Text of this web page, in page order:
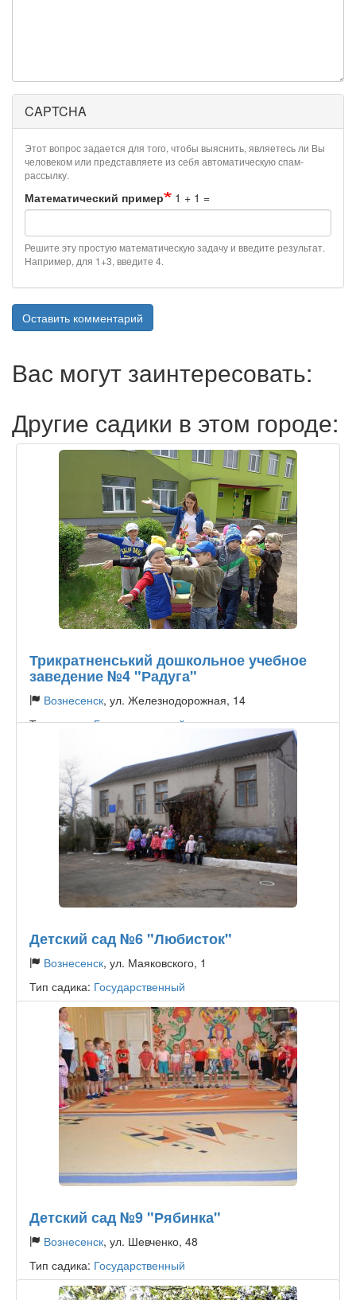
CAPTCHA
Этот вопрос задается для того, чтобы выяснить, являетесь ли Вы
человеком или представляете из себя автоматическую спам-
рассылку.
Математический пример 1 + 1 =
Решите эту простую математическую задачу и введите результат.
Например, для 1+3, введите 4.
Оставить комментарий
Вас могут заинтересовать:
Другие садики в этом городе:
Трикратненський дошкольное учебное
заведение №4 "Радуга"
Вознесенск, ул. Железнодорожная, 14
Тип садика:Государственный
Детский сад №6 "Любисток"
Вознесенск, ул. Маяковского, 1
Тип садика: Государственный
Детский сад №9 "Рябинка"
Вознесенск, ул. Шевченко, 48
Тип садика: Государственный